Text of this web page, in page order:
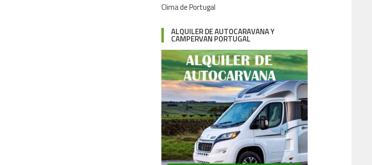
Clima de Portugal
ALQUILER DE AUTOCARAVANA Y
CAMPERVAN PORTUGAL